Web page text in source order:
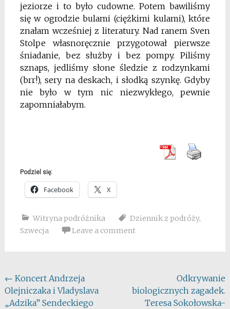
jeziorze i to było cudowne. Potem bawiliśmy
się w ogrodzie bulami (ciężkimi kulami), które
znałam wcześniej z literatury. Nad ranem Sven
Stolpe własnoręcznie przygotował pierwsze
śniadanie, bez służby i bez pompy. Piliśmy
sznaps, jedliśmy słone śledzie z rodzynkami
(brr!), sery na deskach, i słodką szynkę. Gdyby
nie było w tym nic niezwykłego, pewnie
zapomniałabym.
Podziel się:
Facebook X
Witryna podróżnika Dziennik z podróży,
Szwecja
Leave a comment
Post
navigation
← Koncert Andrzeja
Olejniczaka i Vladyslava
„Adzika” Sendeckiego
Odkrywanie
biologicznych zagadek.
Teresa Sokołowska-